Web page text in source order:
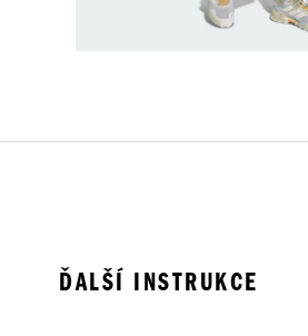
ĎALŠÍ INSTRUKCE